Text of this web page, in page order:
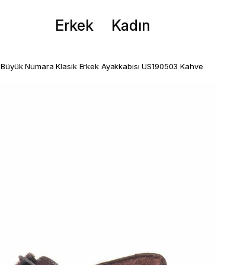
Erkek Kadın
Büyük Numara Klasik Erkek Ayakkabısı US190503 Kahve